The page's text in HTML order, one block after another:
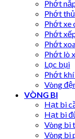
Phớt
Phớt
Phớt xe
Phớt
Phớt
Phớt lò
Lọc bụi
Phớt khí
Vòng
VÒNG BI
Hạt bi
Hạt bi
Vòng bi
Vòng bi